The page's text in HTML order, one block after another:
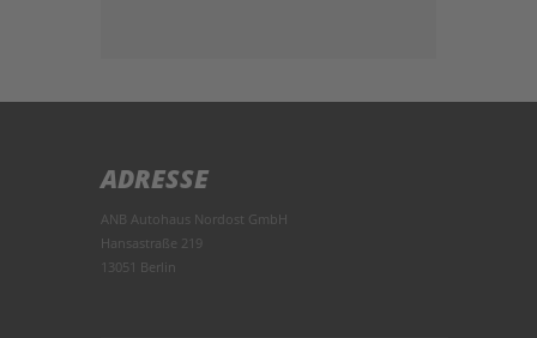
ADRESSE
ANB Autohaus Nordost GmbH
Hansastraße 219
13051 Berlin